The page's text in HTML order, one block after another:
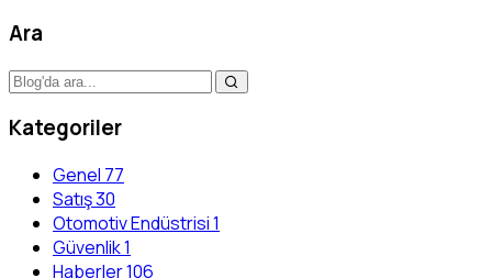
Ara
Kategoriler
Genel 77
Satış30
Otomotiv Endüstrisi1
Güvenlik1
Haberler106